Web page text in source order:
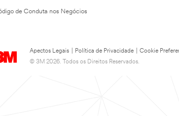
de Conduta nos Negócios
Apectos Legais Política de Privacidade Cookie
© 3M 2026. Todos os Direitos Reservados.